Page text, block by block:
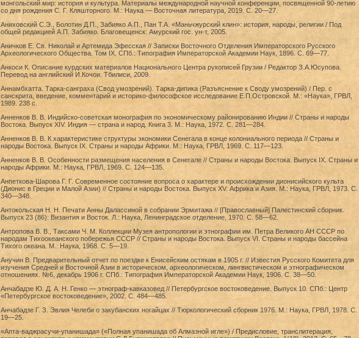
монгольский мир: история и культура. Материалы международной научной конференции, посвященной 90-летию
со дня рождения С. Г. Кляшторного. М.: Наука — Восточная литература, 2019. С. 20—27.
Аниховский С.Э., Болотин Д.П., Забияко А.П., Пан Т.А. «Маньчжурский клин»: история, народы, религии / Под
общей редакцией А.П. Забияко. Благовещенск: Амурский гос. ун-т, 2005.
Аничков Е. Св. Николай и Артемида Эфесская // Записки Восточного Отделения Императорского Русского
Археологического Общества. Том IX. СПб.: Типография Императорской Академии Наук, 1896. С. 69—77.
Анкоси К. Описание курдских материалов Национального Центра рукописей Грузии / Редактор З.А.Юсупова.
Перевод на английский И.Кочои. Тбилиси, 2009.
Аннамбхатта. Тарка-санграха (Свод умозрений). Тарка-дипика (Разъяснение к Своду умозрений) / Пер. с
санскрита, введение, комментарий и историко-философское исследование Е.П.Островской. М.: «Наука», ГРВЛ,
1989. 238 с.
Анненков В. В. Индийско-советская монография по экономическому районированию Индии // Страны и народы
Востока. Выпуск XIV. Индия — страна и народ. Книга 3. М.: Наука, 1972. С. 281—284.
Анненков В. В. К характеристике структуры экономики Сенегала в конце колониального периода // Страны и
народы Востока. Выпуск IX. Страны и народы Африки. М.: Наука, ГРВЛ, 1969. С. 117—123.
Анненков В. В. Особенности размещения населения в Сенегале // Страны и народы Востока. Выпуск IX. Страны и
народы Африки. М.: Наука, ГРВЛ, 1969. С. 124—135.
Анпеткова-Шарова Г. Г. Современное состояние вопроса о характере и происхождении дионисийского культа
(Дионис в Греции и Малой Азии) // Страны и народы Востока. Выпуск XV. Африка и Азия. М.: Наука, ГРВЛ, 1973. С.
340—348.
Антокольская Н. Н. Печати Анны Далассиной в собрании Эрмитажа // [Православный] Палестинский сборник.
Выпуск 23 (86): Византия и Восток. Л.: Наука, Ленинградское отделение, 1970. С. 58—62.
Антропова В. В., Таксами Ч. М. Коллекции Музея антропологии и этнографии им. Петра Великого АН СССР по
народам Тихоокеанского побережья СССР // Страны и народы Востока. Выпуск VI. Страны и народы бассейна
Тихого океана. М.: Наука, 1968. С. 5—19.
Анучин В. Предварительный отчет по поездке к Енисейским остякам в 1905 г. // Известия Русского Комитета для
изучения Средней и Восточной Азии в историческом, археологическом, лингвистическом и этнографическом
отношениях. №6, декабрь 1906 г. СПб.: Типография Императорской Академии Наук, 1906. С. 38—50.
Анчабадзе Ю. Д. А. Н. Генко — этнограф-кавказовед // Петербургское востоковедение. Выпуск 10. СПб.: Центр
«Петербургское востоковедение», 2002. С. 484—485.
Анчабадзе Г. З. Эвлия Челеби о закубанских ногайцах // Тюркологический сборник 1976. М.: Наука, ГРВЛ, 1978. С.
19—25.
«Апта-ваджрасучи-упанишада» («Полная упанишада об Алмазной игле») / Предисловие, транслитерация,